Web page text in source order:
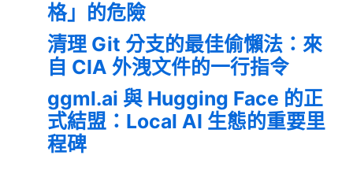
格」的危險
清理 Git 分支的最佳偷懶法：來
自 CIA 外洩文件的一行指令
ggml.ai 與 Hugging Face 的正
式結盟：Local AI 生態的重要里
程碑